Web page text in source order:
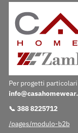
Per progetti
📞 388 8225712
/pages/modulo-b2b